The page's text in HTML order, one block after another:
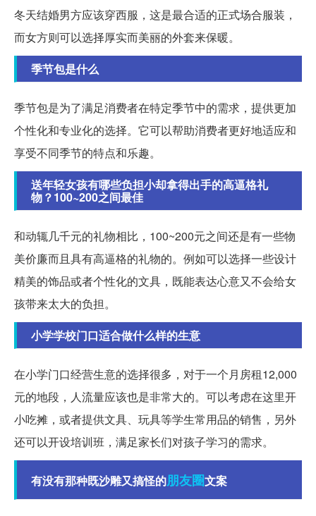
冬天结婚男方应该穿西服，这是最合适的正式场合服装，
而女方则可以选择厚实而美丽的外套来保暖。
季节包是什么
季节包是为了满足消费者在特定季节中的需求，提供更加
个性化和专业化的选择。它可以帮助消费者更好地适应和
享受不同季节的特点和乐趣。
送年轻女孩有哪些负担小却拿得出手的高逼格礼
物？100~200之间最佳
和动辄几千元的礼物相比，100~200元之间还是有一些物
美价廉而且具有高逼格的礼物的。例如可以选择一些设计
精美的饰品或者个性化的文具，既能表达心意又不会给女
孩带来太大的负担。
小学学校门口适合做什么样的生意
在小学门口经营生意的选择很多，对于一个月房租12,000
元的地段，人流量应该也是非常大的。可以考虑在这里开
小吃摊，或者提供文具、玩具等学生常用品的销售，另外
还可以开设培训班，满足家长们对孩子学习的需求。
有没有那种既沙雕又搞怪的朋友圈文案